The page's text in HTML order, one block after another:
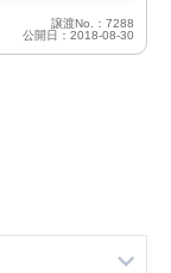
譲渡No.：7288
公開日：2018-08-30